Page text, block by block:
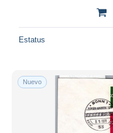
Estatus
Nuevo